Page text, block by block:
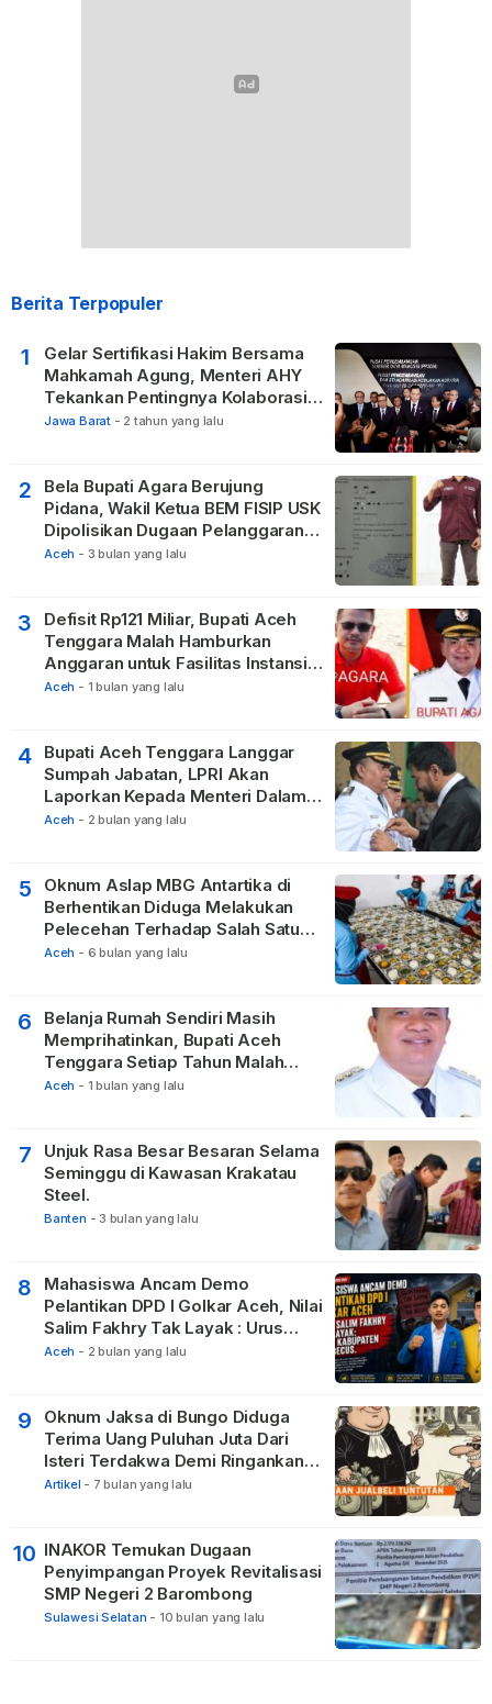
Berita Terpopuler
1
Gelar Sertifikasi Hakim Bersama
Mahkamah Agung, Menteri AHY
Tekankan Pentingnya Kolaborasi
untuk Hadirkan Keadilan bagi
Jawa Barat - 2 tahun yang lalu
2
Bela Bupati Agara Berujung
Pidana, Wakil Ketua BEM FISIP USK
Dipolisikan Dugaan Pelanggaran
Privasi dan UU ITE
Aceh - 3 bulan yang lalu
3
Defisit Rp121 Miliar, Bupati Aceh
Tenggara Malah Hamburkan
Anggaran untuk Fasilitas Instansi
Vertikal
Aceh - 1 bulan yang lalu
4
Bupati Aceh Tenggara Langgar
Sumpah Jabatan, LPRI Akan
Laporkan Kepada Menteri Dalam
Negeri
Aceh - 2 bulan yang lalu
5
Oknum Aslap MBG Antartika di
Berhentikan Diduga Melakukan
Pelecehan Terhadap Salah Satu
Relawan
Aceh - 6 bulan yang lalu
6
Belanja Rumah Sendiri Masih
Memprihatinkan, Bupati Aceh
Tenggara Setiap Tahun Malah
Membangun Pasilitas Rumah
Aceh - 1 bulan yang lalu
7
Unjuk Rasa Besar Besaran Selama
Seminggu di Kawasan Krakatau
Steel.
Banten - 3 bulan yang lalu
8
Mahasiswa Ancam Demo
Pelantikan DPD I Golkar Aceh, Nilai
Salim Fakhry Tak Layak : Urus
Kabupaten Tak Becus.
Aceh - 2 bulan yang lalu
9
Oknum Jaksa di Bungo Diduga
Terima Uang Puluhan Juta Dari
Isteri Terdakwa Demi Ringankan
Hukuman
Artikel - 7 bulan yang lalu
10 INAKOR Temukan Dugaan
Penyimpangan Proyek Revitalisasi
SMP Negeri 2 Barombong
Sulawesi Selatan - 10 bulan yang lalu